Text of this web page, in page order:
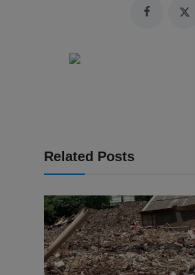
Related Posts